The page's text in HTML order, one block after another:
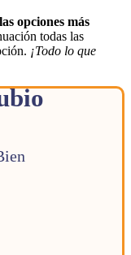
opciones más
todas las
¡Todo lo que